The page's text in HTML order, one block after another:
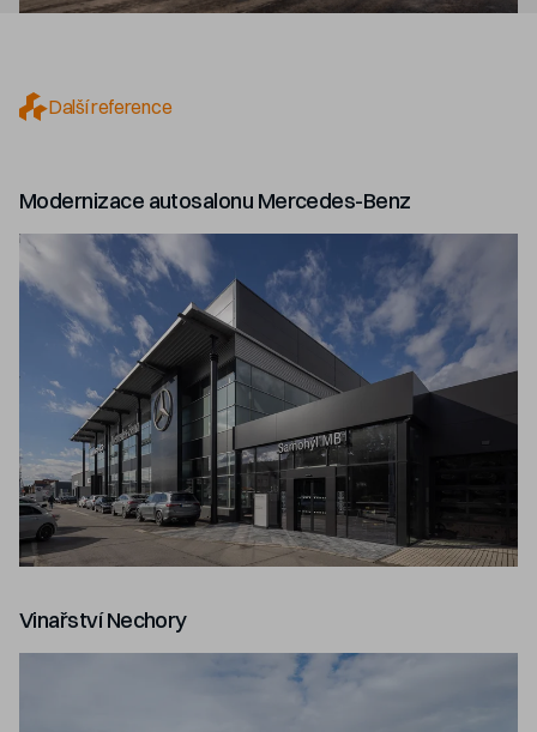
Další reference
Modernizace autosalonu Mercedes-Benz
Vinařství Nechory